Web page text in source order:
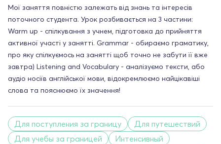
Мої заняття повністю залежать від знань та інтересів
поточного студента. Урок розбивається на 3 частини:
Warm up - спілкування з учнем, підготовка до прийняття
активної участі у занятті. Grammar - обираємо граматику,
про яку спілкуємось на занятті щоб точно не забути її вже
завтра) Listening and Vocabulary - аналізуємо тексти, або
аудіо носіїв англійської мови, відокремлюємо найцікавіші
слова та пояснюємо їх значення!
Для поступления за границу
Для путешествий
Для учебы за границей
Интенсивный